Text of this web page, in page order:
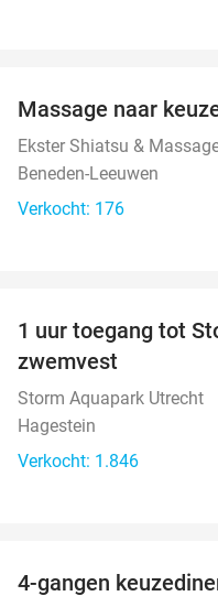
Massage naar
Ekster Shiatsu &
Beneden-Leeuwen
Verkocht: 176
1 uur toegang tot
zwemvest
Storm Aquapark Utrecht
Hagestein
Verkocht: 1.846
4-gangen